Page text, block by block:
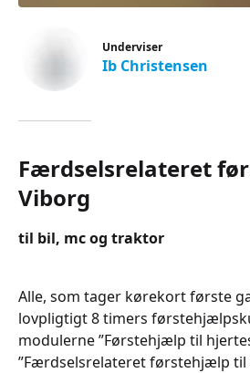
Underviser
Ib Christensen
Færdselsrelateret
Viborg
til bil, mc og traktor
Alle, som tager kørekort første
lovpligtigt 8 timers
modulerne ”Førstehjælp til
”Færdselsrelateret førstehjælp til